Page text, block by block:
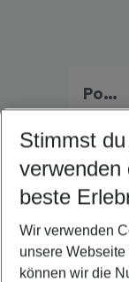
Portugal Urlaub
Quicklinks
Last
Flug &
Stimmst
verwenden
beste
Wir verwenden
unsere
können wir die